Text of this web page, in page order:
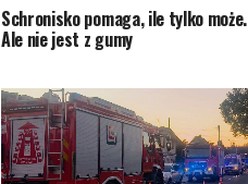
Schronisko pomaga, ile tylko może.
Ale nie jest z gumy